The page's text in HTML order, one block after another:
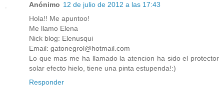
Anónimo 12 de julio de 2012 a las 17:43
Hola!! Me apuntoo!
Me llamo Elena
Nick blog: Elenusqui
Email: gatonegrol@hotmail.com
Lo que mas me ha llamado la atencion ha sido el protector
solar efecto hielo, tiene una pinta estupenda!:)
Responder